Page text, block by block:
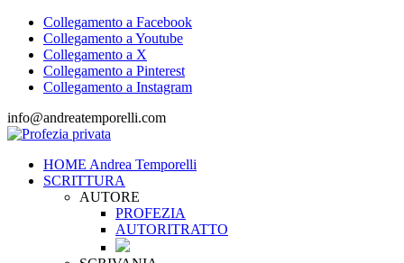
Collegamento a Facebook
Collegamento a Youtube
Collegamento a X
Collegamento a Pinterest
Collegamento a Instagram
info@andreatemporelli.com
HOME Andrea Temporelli
SCRITTURA
AUTORE
PROFEZIA
AUTORITRATTO